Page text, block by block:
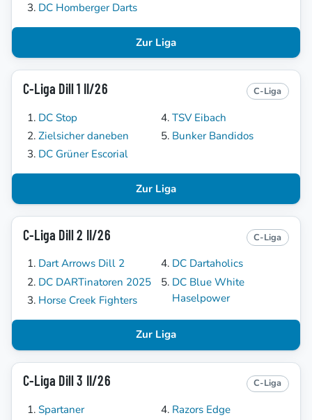
DC Homberger Darts
Zur Liga
C-Liga Dill 1 II/26 C-Liga
DC Stop
Zielsicher daneben
DC Grüner Escorial
TSV Eibach
Bunker Bandidos
Zur Liga
C-Liga Dill 2 II/26 C-Liga
Dart Arrows Dill 2
DC DARTinatoren 2025
Horse Creek Fighters
DC Dartaholics
DC Blue White
Haselpower
Zur Liga
C-Liga Dill 3 II/26 C-Liga
Spartaner
Razors Edge